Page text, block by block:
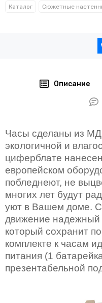
Каталог
Описание
Часы сделаны из
экологичной и
циферблате
европейском
побледнеют, не
многих лет будут
уют в Вашем доме.
движение
который сохранит
комплекте к часам
питания (1
презентабельной